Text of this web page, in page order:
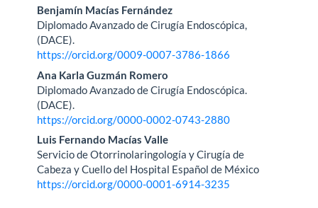
Contenido
principal
del
artículo
Benjamín Macías Fernández
Diplomado Avanzado de Cirugía Endoscópica,
(DACE).
https://orcid.org/0009-0007-3786-1866
Ana Karla Guzmán Romero
Diplomado Avanzado de Cirugía Endoscópica.
(DACE).
https://orcid.org/0000-0002-0743-2880
Luis Fernando Macías Valle
Servicio de Otorrinolaringología y Cirugía de
Cabeza y Cuello del Hospital Español de México
https://orcid.org/0000-0001-6914-3235